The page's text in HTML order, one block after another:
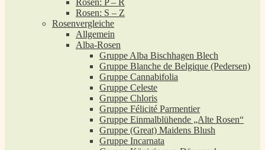
Rosen: P – R
Rosen: S – Z
Rosenvergleiche
Allgemein
Alba-Rosen
Gruppe Alba Bischhagen Blech
Gruppe Blanche de Belgique (Pedersen)
Gruppe Cannabifolia
Gruppe Celeste
Gruppe Chloris
Gruppe Félicité Parmentier
Gruppe Einmalblühende „Alte Rosen“
Gruppe (Great) Maidens Blush
Gruppe Incarnata